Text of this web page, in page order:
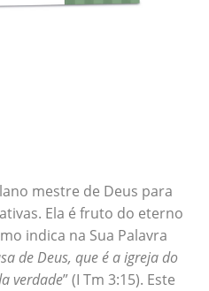
mestre de Deus para
Ela é fruto do eterno
indica na Sua Palavra
de Deus, que é a igreja do
verdade” (I Tm 3:15). Este